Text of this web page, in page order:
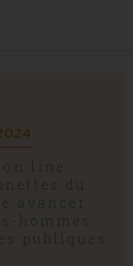
on line :
du
avancer
hommes
publiques